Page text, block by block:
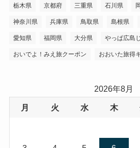
栃木県 京都府 三重県 石川県
神奈川県 兵庫県 鳥取県 島根県
愛知県 福岡県 大分県 やっぱ広島
おいでよ！みえ旅クーポン おおいた旅得
2026年8月
月 火 水 木